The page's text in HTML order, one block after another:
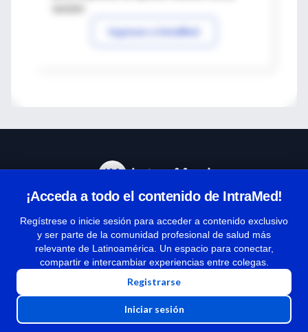
Ingresar a IntraMed
¡Acceda a todo el contenido de IntraMed!
Regístrese o inicie sesión para acceder a contenido exclusivo
y ser parte de la comunidad profesional de salud más
relevante de Latinoamérica. Un espacio para conectar,
compartir e intercambiar experiencias entre colegas.
Registrarse
Iniciar sesión
Términos y condiciones
| Políticas de privacidad
| Todos los derechos reservados | Copyright 1997-2026